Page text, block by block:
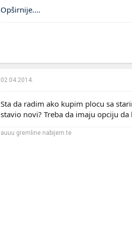
Opširnije....
02.04.2014.
Sta da radim ako kupim plocu sa
stavio novi? Treba da imaju opciju
auuu gremline nabijem te